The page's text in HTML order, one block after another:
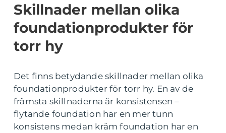
Skillnader mellan olika
foundationprodukter för
torr hy
Det finns betydande skillnader mellan olika
foundationprodukter för torr hy. En av de
främsta skillnaderna är konsistensen –
flytande foundation har en mer tunn
konsistens medan kräm foundation har en